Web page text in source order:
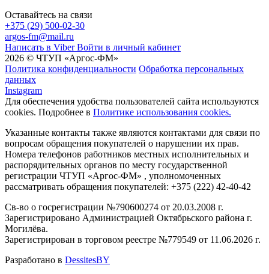
Оставайтесь на связи
+375 (29) 500-02-30
argos-fm@mail.ru
Написать в Viber Войти в личный кабинет
2026 © ЧТУП «Аргос-ФМ»
Политика конфиденциальности Обработка персональных
данных
Instagram
Для обеспечения удобства пользователей сайта используются
cookies. Подробнее в Политике использования cookies.
Указанные контакты также являются контактами для связи по
вопросам обращения покупателей о нарушении их прав.
Номера телефонов работников местных исполнительных и
распорядительных органов по месту государственной
регистрации ЧТУП «Аргос-ФМ» , уполномоченных
рассматривать обращения покупателей: +375 (222) 42-40-42
Св-во о госрегистрации №790600274 от 20.03.2008 г.
Зарегистрировано Администрацией Октябрьского района г.
Могилёва.
Зарегистрирован в торговом реестре №779549 от 11.06.2026 г.
Разработано в DessitesBY